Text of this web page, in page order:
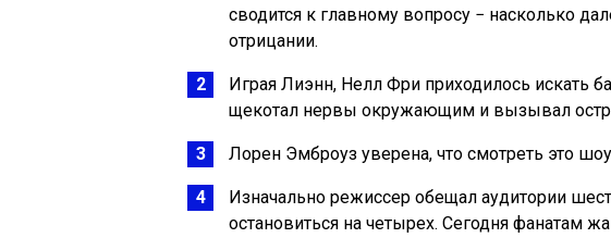
сводится к главному вопросу − насколько
отрицании.
Играя Лиэнн, Нелл Фри приходилось искать
щекотал нервы окружающим и вызывал
Лорен Эмброуз уверена, что смотреть это
Изначально режиссер обещал аудитории
остановиться на четырех. Сегодня фанатам